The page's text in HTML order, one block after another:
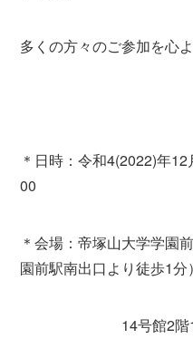
多くの方々のご参加を心
＊日時：令和4(2022)年
00
＊会場：帝塚山大学学
園前駅南出口より徒歩1分）
14号館2階